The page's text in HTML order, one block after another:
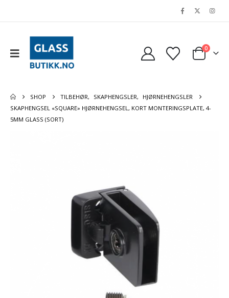
0
SHOP TILBEHØR, SKAPHENGSLER,
HJØRNEHENGSLER
SKAPHENGSEL «SQUARE» HJØRNEHENGSEL, KORT MONTERINGSPLATE, 4-
5MM GLASS (SORT)